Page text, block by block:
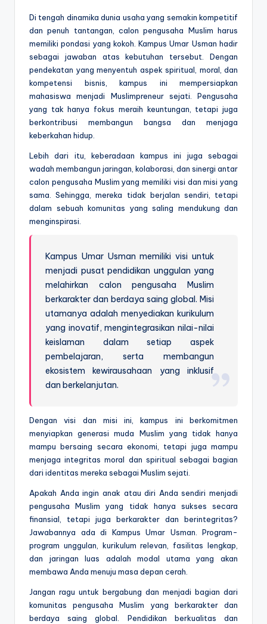
Di tengah dinamika dunia usaha yang semakin kompetitif
dan penuh tantangan, calon pengusaha Muslim harus
memiliki pondasi yang kokoh. Kampus Umar Usman hadir
sebagai jawaban atas kebutuhan tersebut. Dengan
pendekatan yang menyentuh aspek spiritual, moral, dan
kompetensi bisnis, kampus ini mempersiapkan
mahasiswa menjadi Muslimpreneur sejati. Pengusaha
yang tak hanya fokus meraih keuntungan, tetapi juga
berkontribusi membangun bangsa dan menjaga
keberkahan hidup.
Lebih dari itu, keberadaan kampus ini juga sebagai
wadah membangun jaringan, kolaborasi, dan sinergi antar
calon pengusaha Muslim yang memiliki visi dan misi yang
sama. Sehingga, mereka tidak berjalan sendiri, tetapi
dalam sebuah komunitas yang saling mendukung dan
menginspirasi.
Kampus Umar Usman memiliki visi untuk
menjadi pusat pendidikan unggulan yang
melahirkan calon pengusaha Muslim
berkarakter dan berdaya saing global. Misi
utamanya adalah menyediakan kurikulum
yang inovatif, mengintegrasikan nilai-nilai
keislaman dalam setiap aspek
pembelajaran, serta membangun
ekosistem kewirausahaan yang inklusif
dan berkelanjutan.
Dengan visi dan misi ini, kampus ini berkomitmen
menyiapkan generasi muda Muslim yang tidak hanya
mampu bersaing secara ekonomi, tetapi juga mampu
menjaga integritas moral dan spiritual sebagai bagian
dari identitas mereka sebagai Muslim sejati.
Apakah Anda ingin anak atau diri Anda sendiri menjadi
pengusaha Muslim yang tidak hanya sukses secara
finansial, tetapi juga berkarakter dan berintegritas?
Jawabannya ada di Kampus Umar Usman. Program-
program unggulan, kurikulum relevan, fasilitas lengkap,
dan jaringan luas adalah modal utama yang akan
membawa Anda menuju masa depan cerah.
Jangan ragu untuk bergabung dan menjadi bagian dari
komunitas pengusaha Muslim yang berkarakter dan
berdaya saing global. Pendidikan berkualitas dan